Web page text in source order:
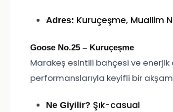
Adres: Kuruçeşme, Muallim
Goose No.25 – Kuruçeşme
Marakeş esintili bahçesi ve enerjik
performanslarıyla keyifli bir
Ne Giyilir? Şık-casual